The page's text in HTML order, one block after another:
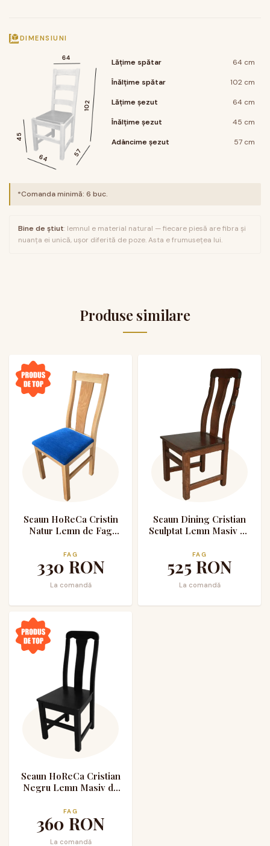
DIMENSIUNI
64
57
102
64
45
Lățime spătar 64 cm
Înălțime spătar 102 cm
Lățime șezut 64 cm
Înălțime șezut 45 cm
Adâncime șezut 57 cm
*Comanda minimă: 6 buc.
Bine de știut: lemnul e material natural — fiecare piesă are fibra și
nuanța ei unică, ușor diferită de poze. Asta e frumusețea lui.
Produse similare
Scaun HoReCa Cristin
Natur Lemn de Fag
FAG
330 RON
La comandă
Scaun Dining Cristian
Sculptat Lemn Masiv de
FAG
525 RON
La comandă
Scaun HoReCa Cristian
Negru Lemn Masiv de
FAG
360 RON
La comandă